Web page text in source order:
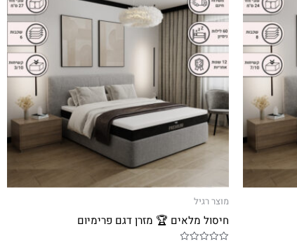
מוצר רגיל
חיסול מלאים 🏆 מזרן דגם פרימיום